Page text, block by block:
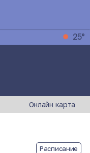
25°
Онлайн карта
Расписание